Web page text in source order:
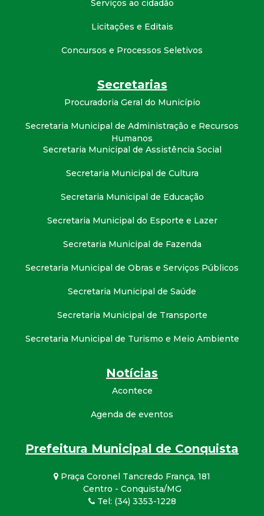
Serviços ao cidadão
Licitações e Editais
Concursos e Processos Seletivos
Secretarias
Procuradoria Geral do Município
Secretaria Municipal de Administração e Recursos
Humanos
Secretaria Municipal de Assistência Social
Secretaria Municipal de Cultura
Secretaria Municipal de Educação
Secretaria Municipal do Esporte e Lazer
Secretaria Municipal de Fazenda
Secretaria Municipal de Obras e Serviços Públicos
Secretaria Municipal de Saúde
Secretaria Municipal de Transporte
Secretaria Municipal de Turismo e Meio Ambiente
Notícias
Acontece
Agenda de eventos
Prefeitura Municipal de Conquista
Praça Coronel Tancredo França, 181
Centro - Conquista/MG
Tel: (34) 3353-1228